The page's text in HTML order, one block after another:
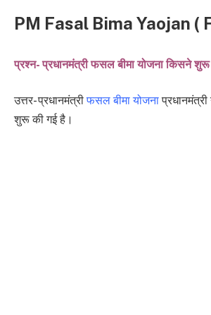
PM Fasal Bima Yaojan (
प्रश्न- प्रधानमंत्री फसल बीमा योजना किसने
उत्तर- प्रधानमंत्री फसल बीमा योजनाप्रधानमंत्री
शुरू की गई है।